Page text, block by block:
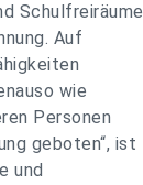
Schulfreiräume
Auf
wie
Personen
geboten“, ist
und